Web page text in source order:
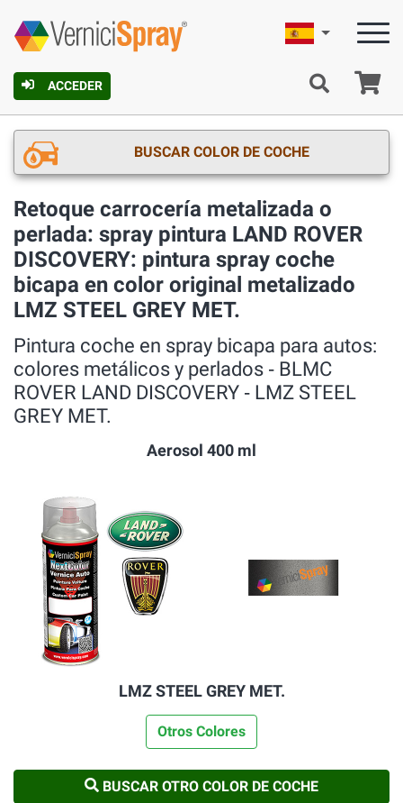
ACCEDER
Español
BUSCAR COLOR DE COCHE
Retoque carrocería metalizada o
perlada: spray pintura LAND ROVER
DISCOVERY: pintura spray coche
bicapa en color original metalizado
LMZ STEEL GREY MET.
Pintura coche en spray bicapa para autos:
colores metálicos y perlados ‐ BLMC
ROVER LAND DISCOVERY ‐ LMZ STEEL
GREY MET.
Aerosol 400 ml
LMZ STEEL GREY MET.
Otros Colores
BUSCAR OTRO COLOR DE COCHE